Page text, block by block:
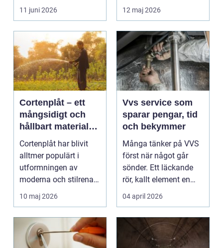
hemmet. Allt fler hus...
11 juni 2026 12 maj 2026
Cortenplåt – ett
mångsidigt och
hållbart material
för din trädgård
Cortenplåt har blivit
alltmer populärt i
utformningen av
moderna och stilrena
trädg&...
10 maj 2026
Vvs service som
sparar pengar, tid
och bekymmer
Många tänker på VVS
först när något går
sönder. Ett läckande
rör, kallt element en
vintermorgon elle...
04 april 2026